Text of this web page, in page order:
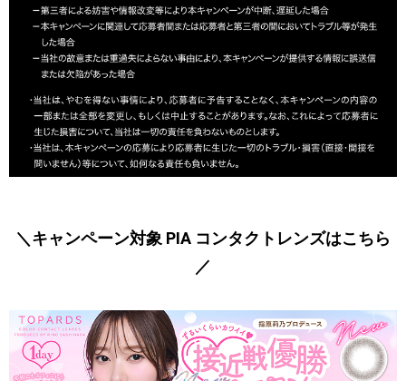
＼キャンペーン対象 PIA コンタクトレンズはこちら
／